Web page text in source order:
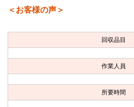
お客様の声
＜お客様の声＞
回収品目
作業人員
所要時間